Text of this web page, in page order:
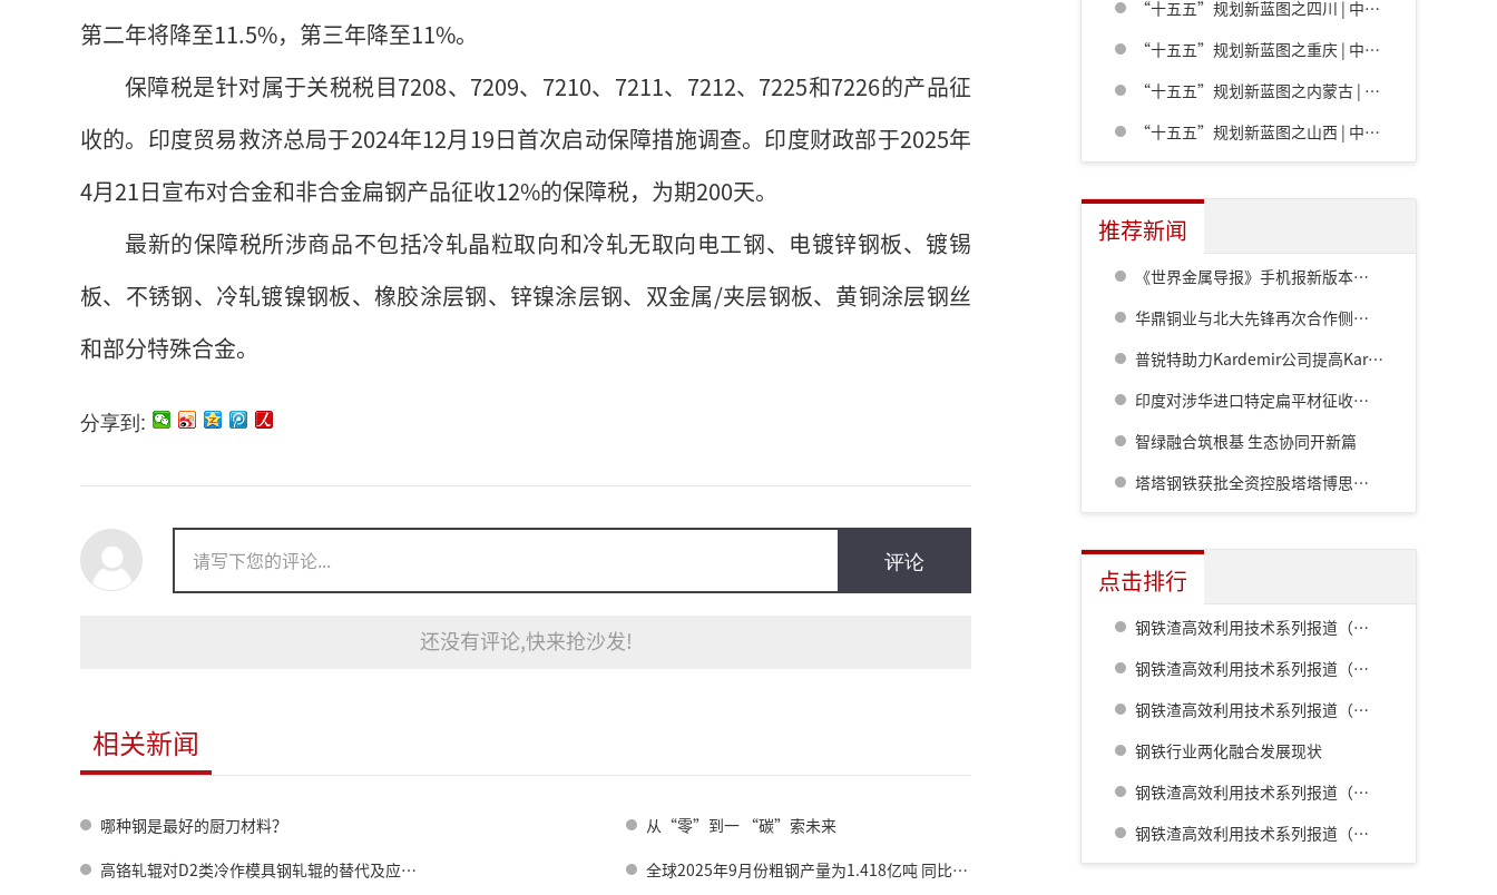
第二年将降至11.5%，第三年降至11%。
保障税是针对属于关税税目7208、7209、7210、7211、7212、7225和7226的产品征
收的。印度贸易救济总局于2024年12月19日首次启动保障措施调查。印度财政部于2025年
4月21日宣布对合金和非合金扁钢产品征收12%的保障税，为期200天。
最新的保障税所涉商品不包括冷轧晶粒取向和冷轧无取向电工钢、电镀锌钢板、镀锡
板、不锈钢、冷轧镀镍钢板、橡胶涂层钢、锌镍涂层钢、双金属/夹层钢板、黄铜涂层钢丝
和部分特殊合金。
分享到:
评论
还没有评论,快来抢沙发!
相关新闻
哪种钢是最好的厨刀材料？ 从“零”到一 “碳”索未来
高铬轧辊对D2类冷作模具钢轧辊的替代及应用拓展 全球2025年9月份粗钢产量为1.418亿吨 同比下降1.6%
“十五五”规划新蓝图之四川 | 中共四川省委关于制定四川省国民经济和社会发展第十五个五年规划的建议
“十五五”规划新蓝图之重庆 | 中共重庆市委关于制定重庆市国民经济和社会发展第十五个五年规划的建议
“十五五”规划新蓝图之内蒙古 | 内蒙古自治区党委关于制定国民经济和社会发展第十五个五年规划的建议
“十五五”规划新蓝图之山西 | 中共山西省委关于制定山西省国民经济和社会发展第十五个五年规划的建议
推荐新闻
《世界金属导报》手机报新版本发布，免费下载，免费看
华鼎铜业与北大先锋再次合作侧吹炉配套6000立方制氧项目
普锐特助力Kardemir公司提高Karabuk烧结厂数字化水平
印度对涉华进口特定扁平材征收为期三年的保障税
智绿融合筑根基 生态协同开新篇
塔塔钢铁获批全资控股塔塔博思格钢铁公司
点击排行
钢铁渣高效利用技术系列报道（一） 室兰钢铁厂用钢渣骨料配制重混凝土的研究
钢铁渣高效利用技术系列报道（二） 鹿岛钢铁厂钢铁渣利用技术的开发
钢铁渣高效利用技术系列报道（五） 八幡厂钢铁渣的利用
钢铁行业两化融合发展现状
钢铁渣高效利用技术系列报道（三） 名古屋厂铁水预处理炉渣肥料化的开发
钢铁渣高效利用技术系列报道（四） 广畑厂灰石材生产利用技术的开发